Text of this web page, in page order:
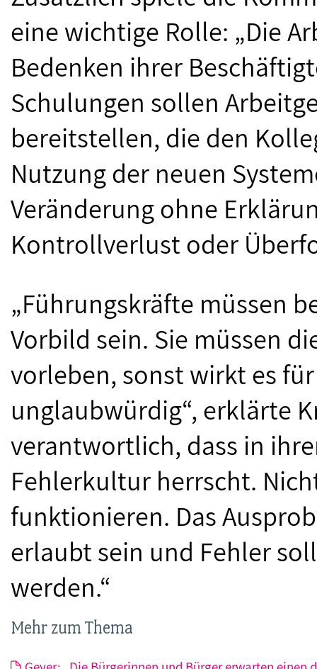
eine wichtige Rolle: „Die
Bedenken ihrer
Schulungen sollen
bereitstellen, die den
Nutzung der neuen
Veränderung ohne
Kontrollverlust oder
„Führungskräfte müssen
Vorbild sein. Sie müssen
vorleben, sonst wirkt es
unglaubwürdig“, erklärte
verantwortlich, dass in
Fehlerkultur herrscht.
funktionieren. Das
erlaubt sein und Fehler
werden.“
Mehr zum Thema